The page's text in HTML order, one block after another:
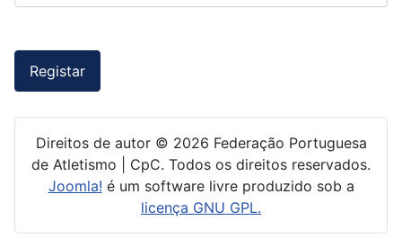
Registar
Direitos de autor © 2026 Federação Portuguesa
de Atletismo | CpC. Todos os direitos reservados.
Joomla! é um software livre produzido sob a
licença GNU GPL.